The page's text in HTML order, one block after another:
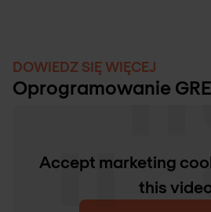
DOWIEDZ SIĘ WIĘCEJ
Oprogramowanie
Accept marketing
this